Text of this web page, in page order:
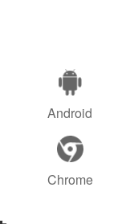
Android
Chrome